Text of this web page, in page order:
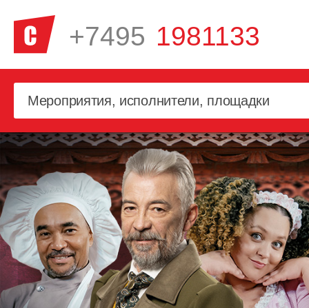
+7495 1981133